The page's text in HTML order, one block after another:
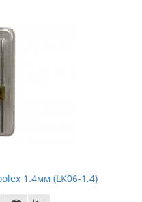
1.4мм (LK06-1.4)